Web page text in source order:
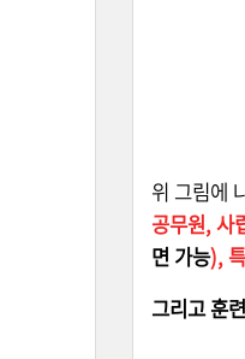
위 그림에
공무원, 사
면 가능),
그리고 훈